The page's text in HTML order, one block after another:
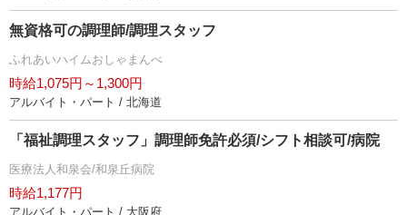
無資格可の調理師/調理スタッフ
ふれあいハイムおしゃまんべ
時給1,075円～1,300円
アルバイト・パート / 北海道
「福祉調理スタッフ」調理師免許必須/シフト相談可/病院
医療法人和泉会/和泉丘病院
時給1,177円
アルバイト・パート / 大阪府